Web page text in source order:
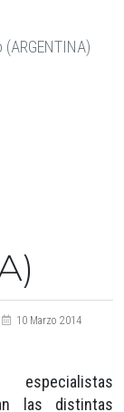
10 Marzo 2014
las distintas